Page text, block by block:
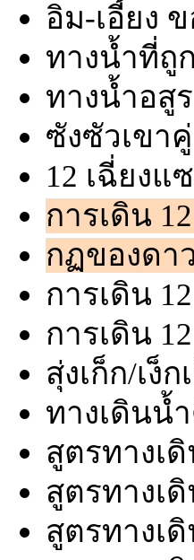
อิม-เอี้ยง
ทางน้ำที่ถู
ทางน้ำอสูร
ซังซัวเขาคู่
12 เฉี่ยง
การเดิน
กฏของดา
การเดิน
การเดิน
สุ่งเก็ก/เง็
ทางเดินน้
สูตรทางเ
สูตรทางเ
สูตรทางเ